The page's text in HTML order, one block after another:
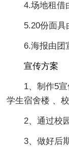
4.场地租借由
5.20份面具由
6.海报由团宣
宣传方案
1、制作5宣
学生宿舍楼 、
2、通过校园
3、做好后期